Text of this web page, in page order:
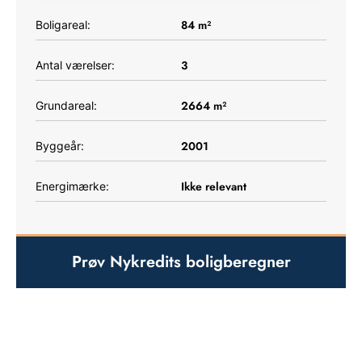
Boligareal: 84 m²
Antal værelser: 3
Grundareal: 2664 m²
Byggeår: 2001
Energimærke: Ikke relevant
Prøv Nykredits boligberegner